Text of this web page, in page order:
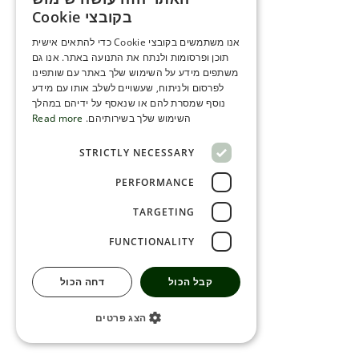
ENGLISH
SERBIA
HEBREW
RUSSIAN
SERBIAN-2
בקובצי Cookie
אנו משתמשים בקובצי Cookie כדי להתאים אישית
תוכן ופרסומות ולנתח את התנועה באתר. אנו גם
משתפים מידע על השימוש שלך באתר עם שותפינו
לפרסום ולניתוח, שעשויים לשלב אותו עם מידע
נוסף שמסרת להם או שנאסף על ידיהם במהלך
השימוש שלך בשירותיהם. Read more
STRICTLY NECESSARY
PERFORMANCE
TARGETING
FUNCTIONALITY
קבל הכול דחה הכול
הצג פרטים